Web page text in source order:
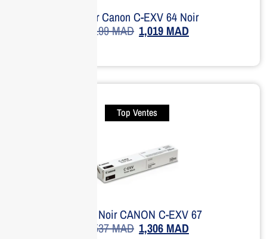
Toner Canon C-EXV 64 Noir
1,199MAD 1,019 MAD
Top Ventes
Toner Noir CANON C-EXV 67
1,537MAD 1,306 MAD